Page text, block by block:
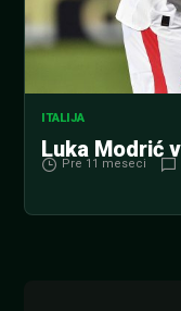
ITALIJA
Luka Modrić
Pre 11 meseci